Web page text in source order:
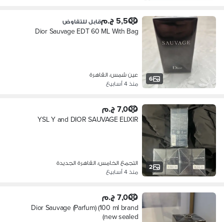
6
5,500 ج.م قابل للتفاوض
Dior Sauvage EDT 60 ML With Bag
عين شمس، القاهرة
منذ 4 أسابيع
2
7,000 ج.م
YSL Y and DIOR SAUVAGE ELIXIR
التجمع الخامس، القاهرة الجديدة
منذ 4 أسابيع
7,000 ج.م
Dior Sauvage (Parfum) (100 ml brand
new sealed)